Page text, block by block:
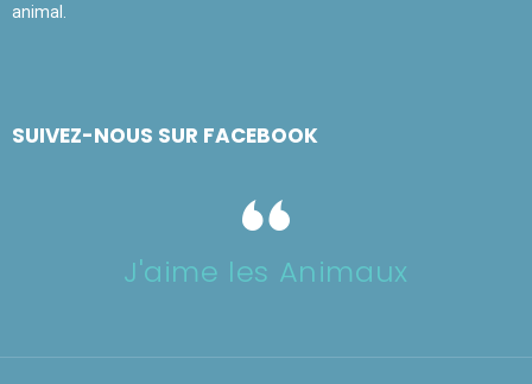
animal.
SUIVEZ-NOUS SUR FACEBOOK
J'aime les Animaux